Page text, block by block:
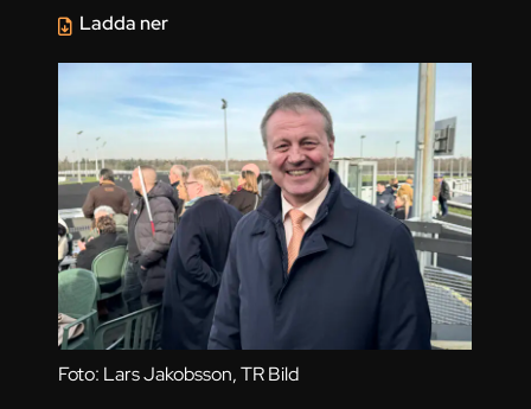
Foto: Lars Jakobsson, TR Bild
Ladda ner